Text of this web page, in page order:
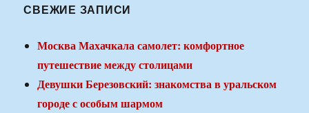
СВЕЖИЕ ЗАПИСИ
Москва Махачкала самолет: комфортное
путешествие между столицами
Девушки Березовский: знакомства в уральском
городе с особым шармом